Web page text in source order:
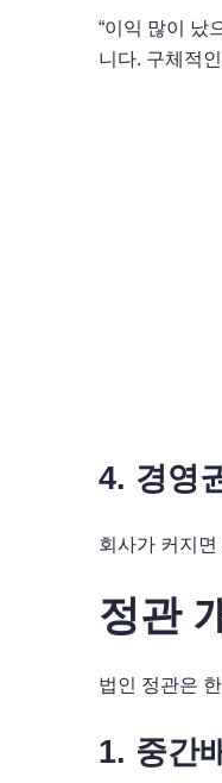
“이익 많이 났
니다. 구체적
4. 경영
회사가 커지
정관
법인 정관은
1. 중간